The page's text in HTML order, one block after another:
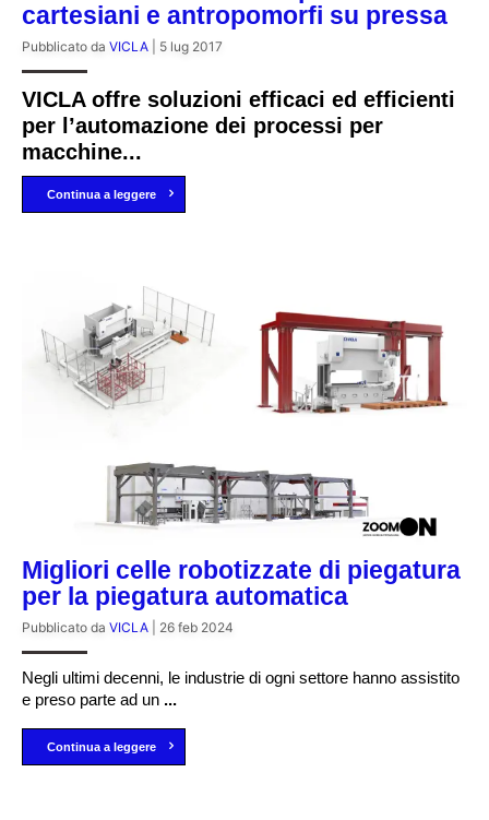
cartesiani e antropomorfi su pressa
Pubblicato da VICLA 5 lug 2017
VICLA offre soluzioni efficaci ed efficienti
per l’automazione dei processi per
macchine...
Continua a leggere
Migliori celle robotizzate di piegatura
per la piegatura automatica
Pubblicato da VICLA 26 feb 2024
Negli ultimi decenni, le industrie di ogni settore hanno assistito
e preso parte ad un ...
Continua a leggere